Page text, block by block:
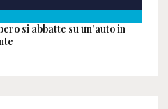
si abbatte su un'auto in